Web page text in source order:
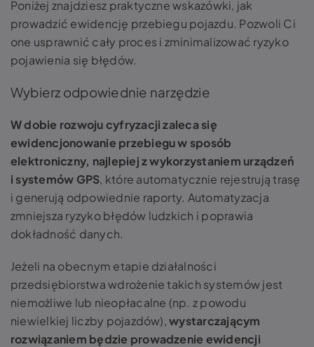
Poniżej znajdziesz praktyczne wskazówki, jak
prowadzić ewidencję przebiegu pojazdu. Pozwoli Ci
one usprawnić cały proces i zminimalizować ryzyko
pojawienia się błędów.
Wybierz odpowiednie narzędzie
W dobie rozwoju cyfryzacji zaleca się
ewidencjonowanie przebiegu w sposób
elektroniczny, najlepiej z wykorzystaniem urządzeń
i systemów GPS, które automatycznie rejestrują trasę
i generują odpowiednie raporty. Automatyzacja
zmniejsza ryzyko błędów ludzkich i poprawia
dokładność danych​.
Jeżeli na obecnym etapie działalności
przedsiębiorstwa wdrożenie takich systemów jest
niemożliwe lub nieopłacalne (np. z powodu
niewielkiej liczby pojazdów),wystarczającym
rozwiązaniem będzie prowadzenie ewidencji